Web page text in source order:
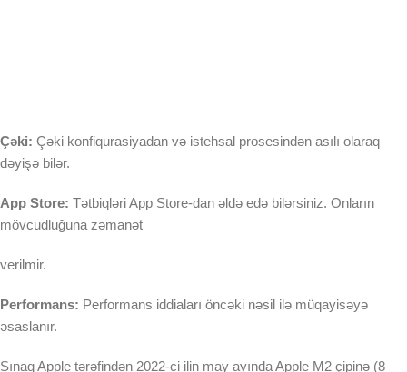
Çəki: Çəki konfiqurasiyadan və istehsal prosesindən asılı olaraq
dəyişə bilər.
App Store: Tətbiqləri App Store-dan əldə edə bilərsiniz. Onların
mövcudluğuna zəmanət
verilmir.
Performans: Performans iddiaları öncəki nəsil ilə müqayisəyə
əsaslanır.
Sınaq Apple tərəfindən 2022-ci ilin may ayında Apple M2 çipinə (8